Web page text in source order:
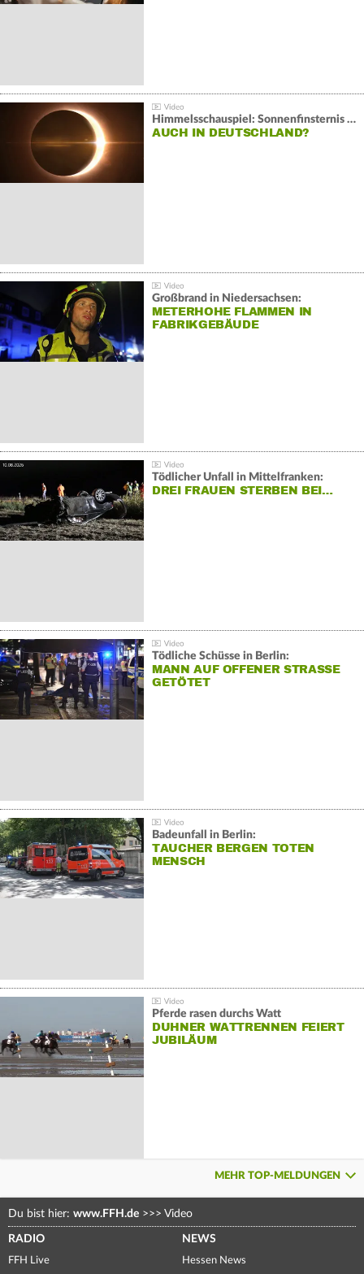
Himmelsschauspiel: Sonnenfinsternis über Spanien
AUCH IN DEUTSCHLAND?
Großbrand in Niedersachsen:
METERHOHE FLAMMEN IN
FABRIKGEBÄUDE
Tödlicher Unfall in Mittelfranken:
DREI FRAUEN STERBEN BEI…
Tödliche Schüsse in Berlin:
MANN AUF OFFENER STRASSE G
ETÖTET
Badeunfall in Berlin:
TAUCHER BERGEN TOTEN
MENSCH
Pferde rasen durchs Watt
DUHNER WATTRENNEN FEIERT
JUBILÄUM
MEHR TOP-MELDUNGEN
Du bist hier: www.FFH.de >>> Video
RADIO
FFH Live
NEWS
Hessen News